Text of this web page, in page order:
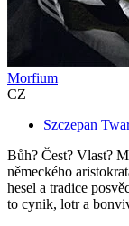
Morfium
CZ
Szczepan
Bůh? Čest? Vlast?
německého
hesel a tradice
to cynik, lotr a